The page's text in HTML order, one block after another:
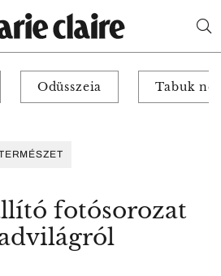
Odüsszeia Tabuk
fotósorozat